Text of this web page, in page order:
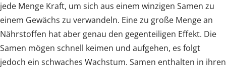
jede Menge Kraft, um sich aus einem winzigen Samen zu
einem Gewächs zu verwandeln. Eine zu große Menge an
Nährstoffen hat aber genau den gegenteiligen Effekt. Die
Samen mögen schnell keimen und aufgehen, es folgt
jedoch ein schwaches Wachstum. Samen enthalten in ihren